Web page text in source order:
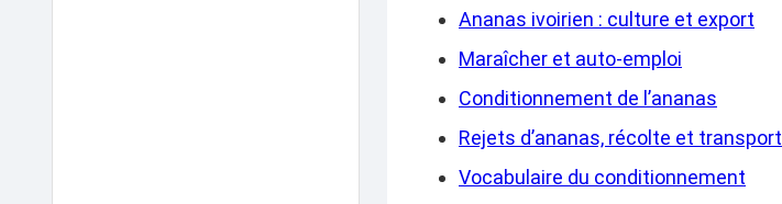
Ananas ivoirien : culture et export
Maraîcher et auto-emploi
Conditionnement de l’ananas
Rejets d’ananas, récolte et transport
Vocabulaire du conditionnement